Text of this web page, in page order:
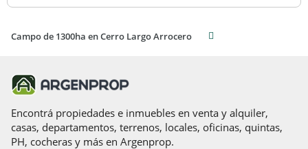
Campo de 1300ha en Cerro Largo Arrocero
Encontrá propiedades e inmuebles en venta y alquiler,
casas, departamentos, terrenos, locales, oficinas, quintas,
PH, cocheras y más en Argenprop.